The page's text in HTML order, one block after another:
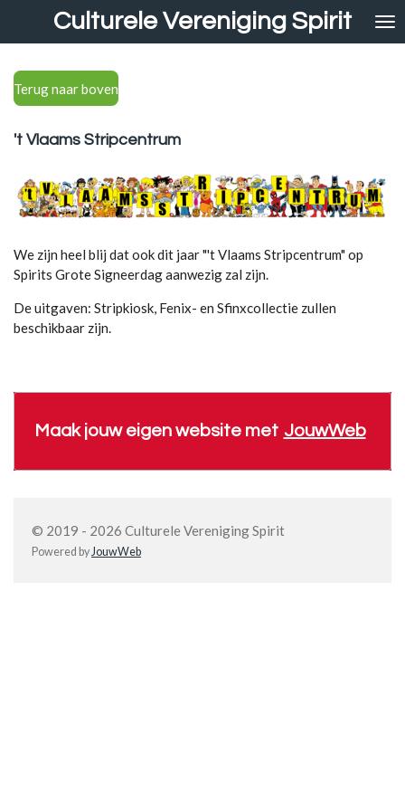
de
hoofdinhoud
Culturele Vereniging Spirit
Terug naar boven
't Vlaams Stripcentrum
We zijn heel blij dat ook dit jaar "'t Vlaams Stripcentrum" op
Spirits Grote Signeerdag aanwezig zal zijn.
De uitgaven: Stripkiosk, Fenix- en Sfinxcollectie zullen
beschikbaar zijn.
Maak jouw eigen website met JouwWeb
© 2019 - 2026 Culturele Vereniging Spirit
Powered byJouwWeb